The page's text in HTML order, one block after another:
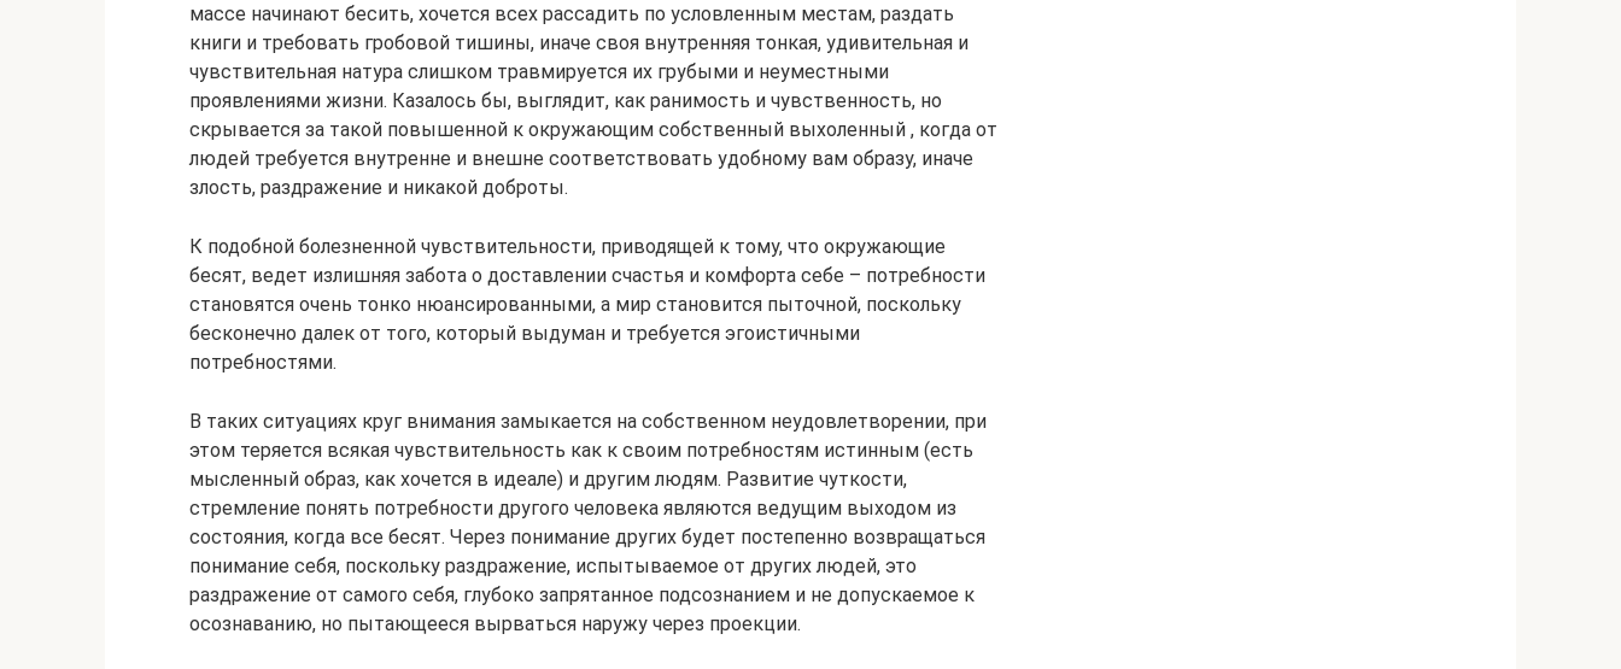
массе начинают бесить, хочется всех рассадить по условленным местам, раздать
книги и требовать гробовой тишины, иначе своя внутренняя тонкая, удивительная и
чувствительная натура слишком травмируется их грубыми и неуместными
проявлениями жизни. Казалось бы, выглядит, как ранимость и чувственность, но
скрывается за такой повышенной к окружающим собственный выхоленный , когда от
людей требуется внутренне и внешне соответствовать удобному вам образу, иначе
злость, раздражение и никакой доброты.
К подобной болезненной чувствительности, приводящей к тому, что окружающие
бесят, ведет излишняя забота о доставлении счастья и комфорта себе – потребности
становятся очень тонко нюансированными, а мир становится пыточной, поскольку
бесконечно далек от того, который выдуман и требуется эгоистичными
потребностями.
В таких ситуациях круг внимания замыкается на собственном неудовлетворении, при
этом теряется всякая чувствительность как к своим потребностям истинным (есть
мысленный образ, как хочется в идеале) и другим людям. Развитие чуткости,
стремление понять потребности другого человека являются ведущим выходом из
состояния, когда все бесят. Через понимание других будет постепенно возвращаться
понимание себя, поскольку раздражение, испытываемое от других людей, это
раздражение от самого себя, глубоко запрятанное подсознанием и не допускаемое к
осознаванию, но пытающееся вырваться наружу через проекции.